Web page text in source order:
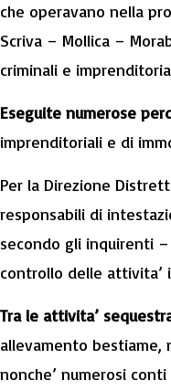
che operavano nella
Scriva – Mollica –
criminali e
Eseguite numerose
imprenditoriali e di
Per la Direzione
responsabili di
secondo gli inquirenti –
controllo delle attivita’
Tra le attivita’
allevamento bestiame,
nonche’ numerosi